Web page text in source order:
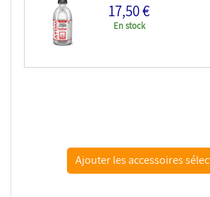
ATOM MIG peinture maquette 20530 Diluant &
17,50 €
En stock
ATOM MIG peinture maquette 20531 Diluant &